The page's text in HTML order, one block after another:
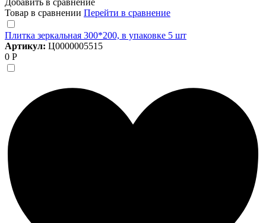
Товар в сравнении Перейти в сравнение
Плитка зеркальная 300*200, в упаковке 5 шт
Артикул: Ц0000005515
0 Р